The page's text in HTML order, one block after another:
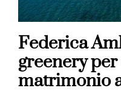
Federica
greenery
matrimonio